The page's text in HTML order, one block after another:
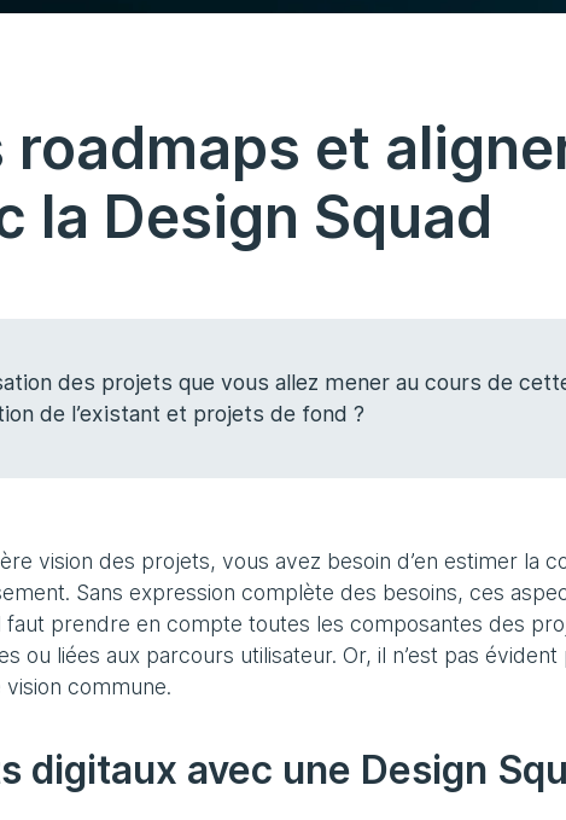
roadmaps et
la Design Squad
des projets que vous allez mener au cours de
de l’existant et projets de fond ?
vision des projets, vous avez besoin d’en estimer la
Sans expression complète des besoins, ces
faut prendre en compte toutes les composantes des
ou liées aux parcours utilisateur. Or, il n’est pas
commune.
digitaux avec une Design